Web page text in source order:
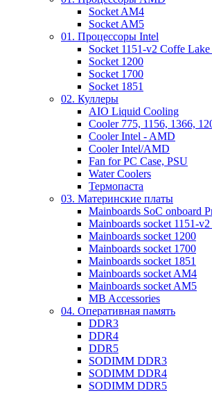
Socket AM4
Socket AM5
01. Процессоры Intel
Socket 1151-v2 Coffe Lake
Socket 1200
Socket 1700
Socket 1851
02. Куллеры
AIO Liquid Cooling
Cooler 775, 1156, 1366,
Cooler Intel - AMD
Cooler Intel/AMD
Fan for PC Case, PSU
Water Coolers
Термопаста
03. Материнские платы
Mainboards SoC onboard
Mainboards socket 1151-
Mainboards socket 1200
Mainboards socket 1700
Mainboards socket 1851
Mainboards socket AM4
Mainboards socket AM5
MB Accessories
04. Оперативная память
DDR3
DDR4
DDR5
SODIMM DDR3
SODIMM DDR4
SODIMM DDR5